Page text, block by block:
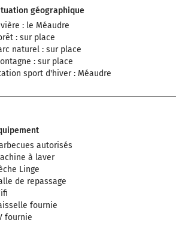
géographique
: le Méaudre
: sur place
naturel : sur place
: sur place
sport d'hiver : Méaudre
autorisés
à laver
Linge
de repassage
fournie
fournie